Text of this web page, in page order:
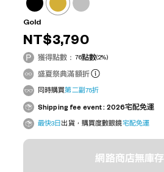
Gold
NT$3,790
獲得點數： 76點數(2%)
盛夏祭典滿額折
同時購買第二副75折
Shipping fee event : 2026宅配免運
最快3日 出貨，購買度數眼鏡宅配免運
網路商店無庫存